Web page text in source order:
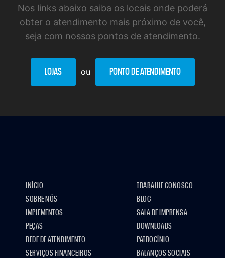
Nos links abaixo saiba os locais onde poderá
obter o atendimento mais próximo de você,
seja com nossos pontos de atendimento.
LOJAS ou PONTO DE ATENDIMENTO
INÍCIO
SOBRE NÓS
IMPLEMENTOS
PEÇAS
REDE DE ATENDIMENTO
SERVIÇOS FINANCEIROS
TRABALHE CONOSCO
BLOG
SALA DE IMPRENSA
DOWNLOADS
PATROCÍNIO
BALANÇOS SOCIAIS